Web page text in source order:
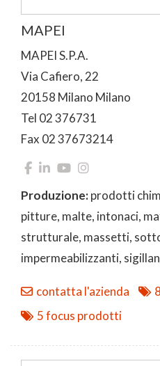
MAPEI
MAPEI S.P.A.
Via Cafiero, 22
20158 Milano Milano
Tel 02 376731
Fax 02 37673214
Produzione:prodotti
pitture, malte, intonaci,
strutturale, massetti,
impermeabilizzanti,
contatta l'azienda
5 focus prodotti